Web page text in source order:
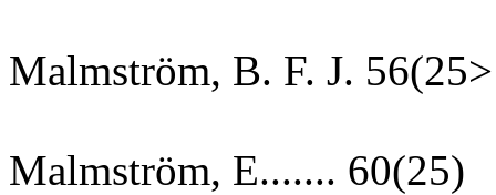
Malmström, B. F. J. 56(25>
Malmström, E....... 60(25)